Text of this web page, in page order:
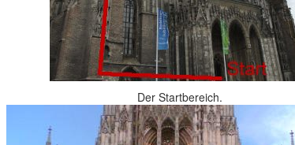
Der Startbereich.